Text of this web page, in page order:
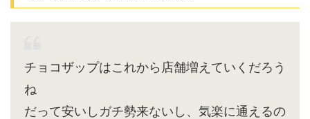
チョコザップはこれから店舗増えていくだろう
ね
だって安いしガチ勢来ないし、気楽に通えるの